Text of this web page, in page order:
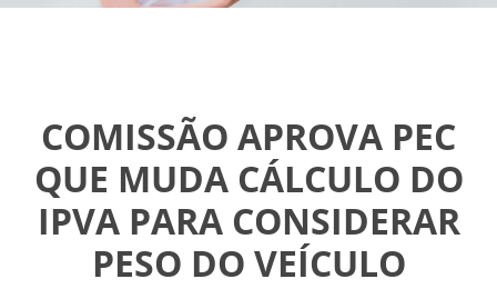
COMISSÃO APROVA PEC
QUE MUDA CÁLCULO DO
IPVA PARA CONSIDERAR
PESO DO VEÍCULO